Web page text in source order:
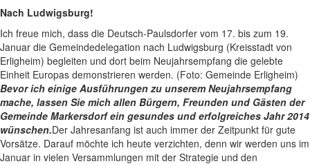
Nach Ludwigsburg!
Ich freue mich, dass die Deutsch-Paulsdorfer vom 17. bis zum 19.
Januar die Gemeindedelegation nach Ludwigsburg (Kreisstadt von
Erligheim) begleiten und dort beim Neujahrsempfang die gelebte
Einheit Europas demonstrieren werden. (Foto: Gemeinde Erligheim)
Bevor ich einige Ausführungen zu unserem Neujahrsempfang
mache, lassen Sie mich allen Bürgern, Freunden und Gästen der
Gemeinde Markersdorf ein gesundes und erfolgreiches Jahr 2014
wünschen.Der Jahresanfang ist auch immer der Zeitpunkt für gute
Vorsätze. Darauf möchte ich heute verzichten, denn wir werden uns im
Januar in vielen Versammlungen mit der Strategie und den